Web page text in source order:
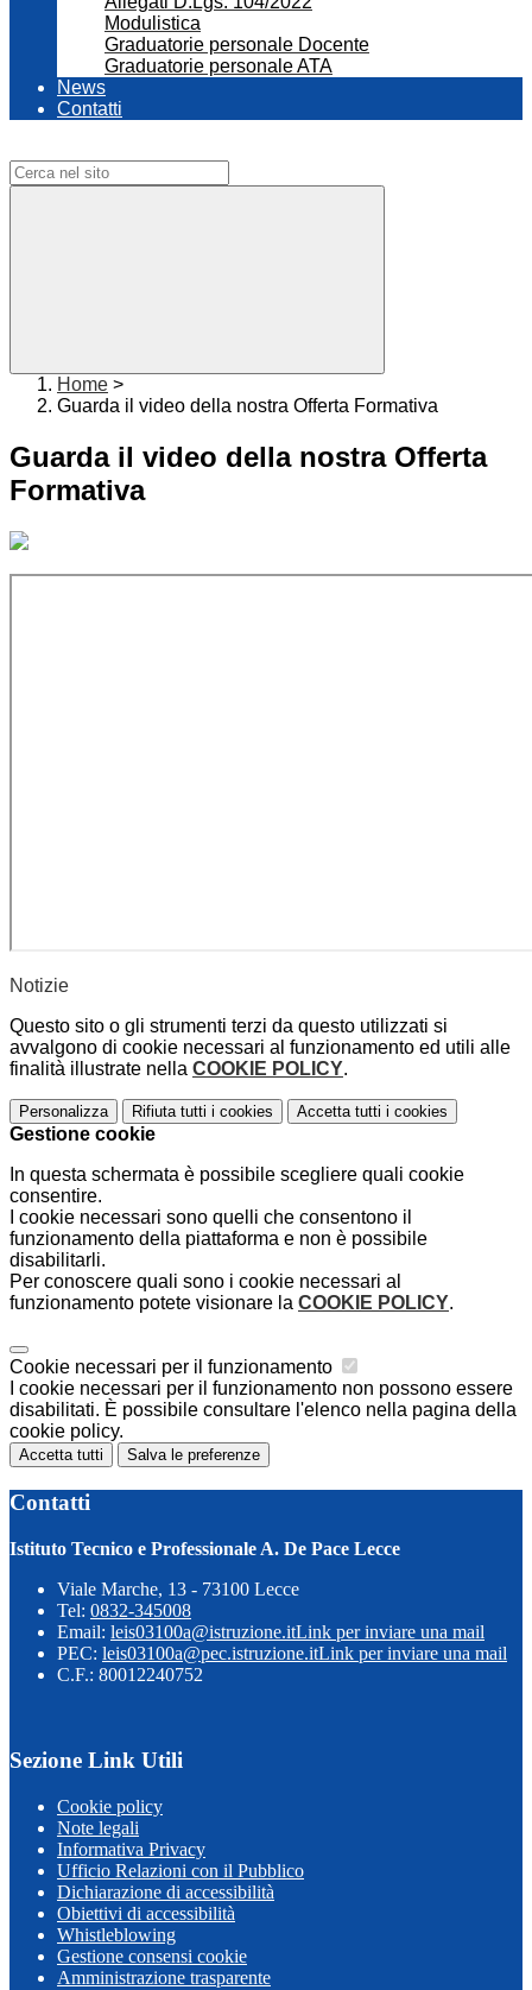
Modulistica
Graduatorie personale Docente
Graduatorie personale ATA
News
Contatti
Home >
Guarda il video della nostra Offerta Formativa
Guarda il video della nostra Offerta
Formativa
Notizie
Questo sito o gli strumenti terzi da questo utilizzati si
avvalgono di cookie necessari al funzionamento ed utili alle
finalità illustrate nella COOKIE POLICY.
Personalizza Rifiuta tutti i cookies Accetta tutti i cookies
Gestione cookie
In questa schermata è possibile scegliere quali cookie
consentire.
I cookie necessari sono quelli che consentono il
funzionamento della piattaforma e non è possibile
disabilitarli.
Per conoscere quali sono i cookie necessari al
funzionamento potete visionare la COOKIE POLICY.
Cookie necessari per il funzionamento
I cookie necessari per il funzionamento non possono essere
disabilitati. È possibile consultare l'elenco nella pagina della
cookie policy.
Accetta tutti Salva le preferenze
Contatti
Istituto Tecnico e Professionale A. De Pace Lecce
Viale Marche, 13 - 73100 Lecce
Tel: 0832-345008
Email: leis03100a@istruzione.itLink per inviare una mail
PEC: leis03100a@pec.istruzione.itLink per inviare una mail
C.F.: 80012240752
Sezione Link Utili
Cookie policy
Note legali
Informativa Privacy
Ufficio Relazioni con il Pubblico
Dichiarazione di accessibilità
Obiettivi di accessibilità
Whistleblowing
Gestione consensi cookie
Amministrazione trasparente